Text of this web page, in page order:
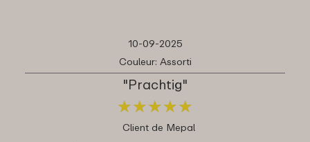
10-09-2025
Couleur: Assorti
"Prachtig"
★★★★★
★★★★★
Client de Mepal